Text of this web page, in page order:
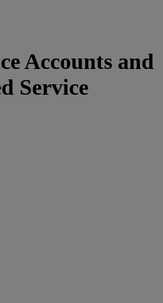
Accounts and
Service